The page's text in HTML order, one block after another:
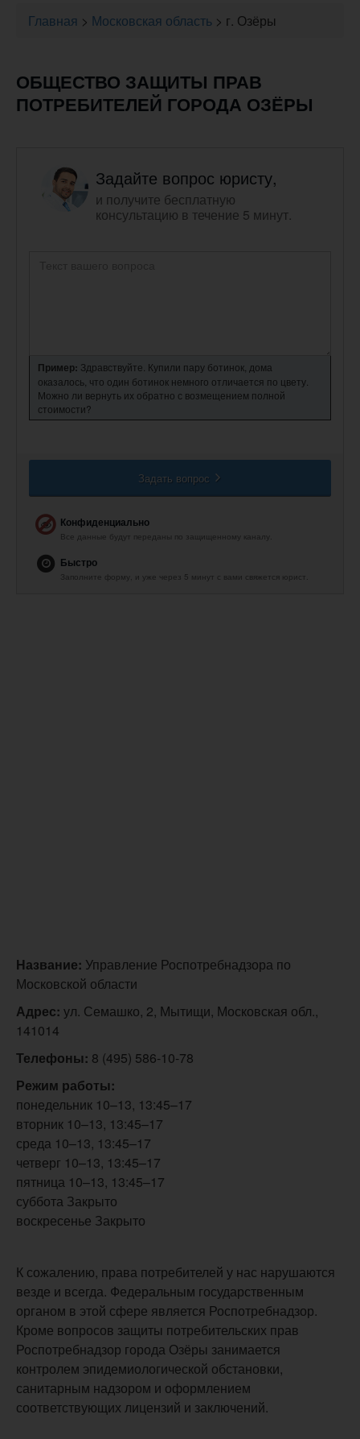
Главная > Московская область > г. Озёры
ОБЩЕСТВО ЗАЩИТЫ ПРАВ
ПОТРЕБИТЕЛЕЙ ГОРОДА ОЗЁРЫ
Задайте вопрос юристу,
и получите бесплатную
консультацию в течение 5 минут.
Пример: Здравствуйте. Купили пару ботинок, дома
оказалось, что один ботинок немного отличается по цвету.
Можно ли вернуть их обратно с возмещением полной
стоимости?
Задать вопрос
Конфиденциально
Все данные будут переданы по защищенному каналу.
Быстро
Заполните форму, и уже через 5 минут с вами свяжется юрист.
Название: Управление Роспотребнадзора по
Московской области
Адрес: ул. Семашко, 2, Мытищи, Московская обл.,
141014
Телефоны: 8 (495) 586-10-78
Режим работы:
понедельник 10–13, 13:45–17
вторник 10–13, 13:45–17
среда 10–13, 13:45–17
четверг 10–13, 13:45–17
пятница 10–13, 13:45–17
суббота Закрыто
воскресенье Закрыто
К сожалению, права потребителей у нас нарушаются
везде и всегда. Федеральным государственным
органом в этой сфере является Роспотребнадзор.
Кроме вопросов защиты потребительских прав
Роспотребнадзор города Озёры занимается
контролем эпидемиологической обстановки,
санитарным надзором и оформлением
соответствующих лицензий и заключений.